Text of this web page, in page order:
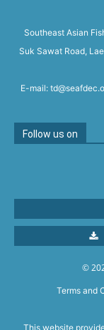
Southeast Asian
Suk Sawat Road,
E-mail:
Follow us on
©
Terms and
This website